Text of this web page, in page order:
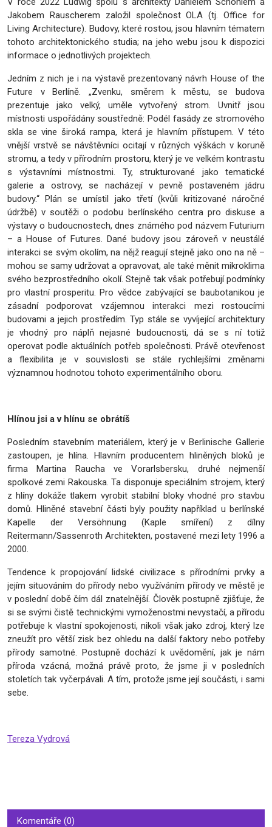
Jakobem Rauscherem založil společnost OLA (tj. Office for
Living Architecture). Budovy, které rostou, jsou hlavním tématem
tohoto architektonického studia; na jeho webu jsou k dispozici
informace o jednotlivých projektech.
Jedním z nich je i na výstavě prezentovaný návrh House of the
Future v Berlíně. „Zvenku, směrem k městu, se budova
prezentuje jako velký, uměle vytvořený strom. Uvnitř jsou
místnosti uspořádány soustředně: Podél fasády ze stromového
skla se vine široká rampa, která je hlavním přístupem. V této
vnější vrstvě se návštěvníci ocitají v různých výškách v koruně
stromu, a tedy v přírodním prostoru, který je ve velkém kontrastu
s výstavními místnostmi. Ty, strukturované jako tematické
galerie a ostrovy, se nacházejí v pevně postaveném jádru
budovy.“ Plán se umístil jako třetí (kvůli kritizované náročné
údržbě) v soutěži o podobu berlínského centra pro diskuse a
výstavy o budoucnostech, dnes známého pod názvem Futurium
– a House of Futures. Dané budovy jsou zároveň v neustálé
interakci se svým okolím, na nějž reagují stejně jako ono na ně –
mohou se samy udržovat a opravovat, ale také měnit mikroklima
svého bezprostředního okolí. Stejně tak však potřebují podmínky
pro vlastní prosperitu. Pro vědce zabývající se baubotanikou je
zásadní podporovat vzájemnou interakci mezi rostoucími
budovami a jejich prostředím. Typ stále se vyvíjející architektury
je vhodný pro náplň nejasné budoucnosti, dá se s ní totiž
operovat podle aktuálních potřeb společnosti. Právě otevřenost
a flexibilita je v souvislosti se stále rychlejšími změnami
významnou hodnotou tohoto experimentálního oboru.
Hlínou jsi a v hlínu se obrátíš
Posledním stavebním materiálem, který je v Berlinische Gallerie
zastoupen, je hlína. Hlavním producentem hliněných bloků je
firma Martina Raucha ve Vorarlsbersku, druhé nejmenší
spolkové zemi Rakouska. Ta disponuje speciálním strojem, který
z hlíny dokáže tlakem vyrobit stabilní bloky vhodné pro stavbu
domů. Hliněné stavební části byly použity například u berlínské
Kapelle der Versöhnung (Kaple smíření) z dílny
Reitermann/Sassenroth Architekten, postavené mezi lety 1996 a
2000.
Tendence k propojování lidské civilizace s přírodními prvky a
jejím situováním do přírody nebo využíváním přírody ve městě je
v poslední době čím dál znatelnější. Člověk postupně zjišťuje, že
si se svými čistě technickými vymoženostmi nevystačí, a přírodu
potřebuje k vlastní spokojenosti, nikoli však jako zdroj, který lze
zneužít pro větší zisk bez ohledu na další faktory nebo potřeby
přírody samotné. Postupně dochází k uvědomění, jak je nám
příroda vzácná, možná právě proto, že jsme ji v posledních
stoletích tak vyčerpávali. A tím, protože jsme její součásti, i sami
sebe.
Tereza Vydrová
Komentáře (0)